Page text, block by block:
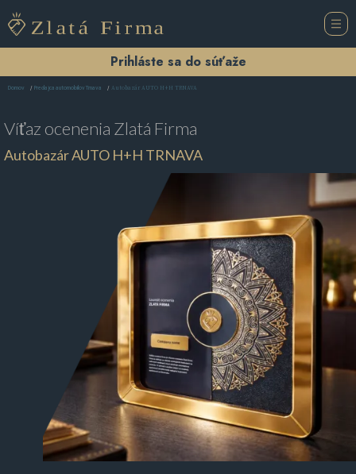
Prihláste sa do súťaže
Domov Predajca automobilov Trnava Autobazár AUTO H+H TRNAVA
Víťaz ocenenia Zlatá Firma
Autobazár AUTO H+H TRNAVA